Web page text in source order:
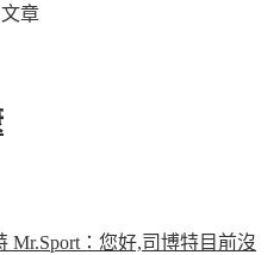
章
Mr.Sport ：您好,司博特目前沒